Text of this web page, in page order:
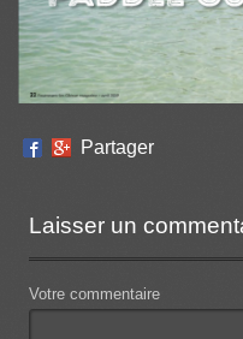
Partager
Laisser un
Votre commentaire